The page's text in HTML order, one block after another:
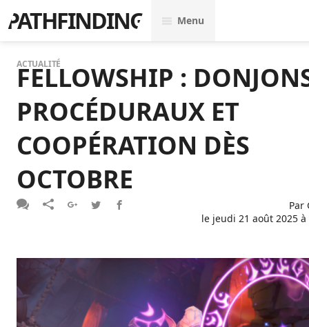
PATHFINDING Menu
ACTUALITÉ
FELLOWSHIP :
PROCÉDURAUX ET
COOPÉRATION DÈS
OCTOBRE
Par
le jeudi 21 août 2025 à